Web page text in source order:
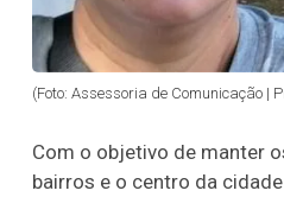
(Foto: Assessoria de Comunicação |
Com o objetivo de manter
bairros e o centro da